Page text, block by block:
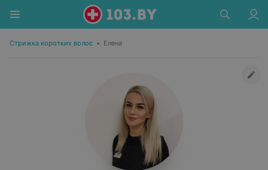
Стрижка коротких волос • Елена